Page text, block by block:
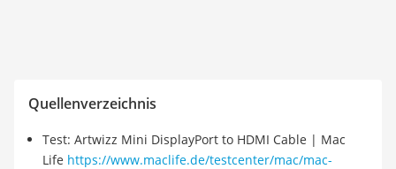
Quellenverzeichnis
Test: Artwizz Mini DisplayPort to HDMI Cable | Mac
Life https://www.maclife.de/testcenter/mac/mac-